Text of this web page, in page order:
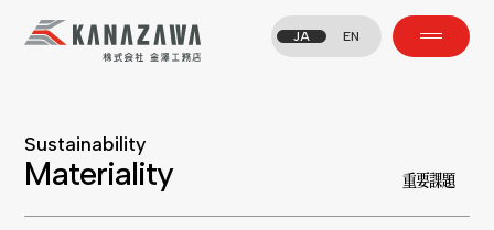
JA EN
Sustainability
Materiality 重要課題